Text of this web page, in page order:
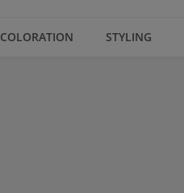
COLORATION STYLING